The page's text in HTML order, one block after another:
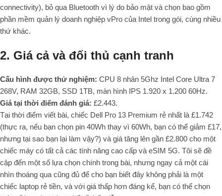
connectivity), bỏ qua Bluetooth vì lý do bảo mật và chọn bao gồm
phần mềm quản lý doanh nghiệp vPro của Intel trong gói, cùng nhiều
thứ khác.
2. Giá cả và đối thủ cạnh tranh
Cấu hình được thử nghiệm: CPU 8 nhân 5Ghz Intel Core Ultra 7
268V, RAM 32GB, SSD 1TB, màn hình IPS 1.920 x 1.200 60Hz.
Giá tại thời điểm đánh giá: £2.443.
Tại thời điểm viết bài, chiếc Dell Pro 13 Premium rẻ nhất là £1.742
(thực ra, nếu bạn chọn pin 40Wh thay vì 60Wh, bạn có thể giảm £17,
nhưng tại sao bạn lại làm vậy?) và giá tăng lên gần £2.800 cho một
chiếc máy có tất cả các tính năng cao cấp và eSIM 5G. Tôi sẽ đề
cập đến một số lựa chọn chính trong bài, nhưng ngay cả một cái
nhìn thoáng qua cũng đủ để cho bạn biết đây không phải là một
chiếc laptop rẻ tiền, và với giá thấp hơn đáng kể, bạn có thể chọn